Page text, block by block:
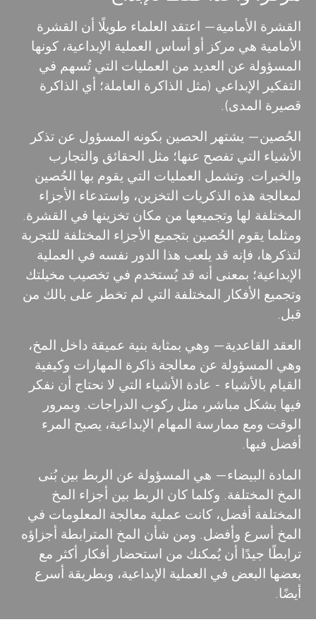
القشرة الأمامية— اعتقد العلماء طويلًا أن القشرة
الأمامية هي مركز أو أساس العملية الإبداعية، كونها
المسؤولة عن العديد من العمليات التي تُسهم في
التفكير الإبداعي (مثل الذاكرة العاملة؛ أي الذاكرة
قصيرة المدى).
الحُصين— يشتهر الحصين بكونه المسؤول عن تذكر
الأشياء التي تفصح عنها؛ مثل الحقائق والتجارب
والخبرات. وتشمل العمليات التي يقوم بها الحُصين
لمعالجة هذه الذكريات التخزين، واستدعاء الأجزاء
المختلفة لها وتجميعها من مكان تخزينها في القشرة.
ومثلما يقوم الحُصين بتجميع الأجزاء المختلفة للتجربة
لتذكرها، فإنه قد يلعب هذا الدور نفسه في العملية
الإبداعية؛ بمعنى أنه قد يُستخدم في تخصيب مخيلتك
وتجميع الأفكار المختلفة التي لم تخطر على بالك من
قبل.
العقد القاعدية— وهي بمثابة بنية عميقة داخل المخ،
وهي المسؤولة عن معالجة ذاكرة المهارات وكيفية
القيام بالأشياء - عادة الأشياء التي لا نحتاج أن نفكر
فيها بشكل مباشر، مثل ركوب الدراجات. وبمرور
الوقت ومع ممارسة المهام الإبداعية، يصبح المرء
أفضل فيها.
المادة البيضاء— هي المسؤولة عن الربط بين بُنى
المخ المختلفة. وكلما كان الربط بين أجزاء المخ
المختلفة أفضل، كانت عملية معالجة المعلومات في
المخ أسرع وأفضل. ومن شأن المخ المترابطة أجزاؤه
ترابطًا جيدًا أن يُمكنك من استحضار أفكار أكثر مع
بعضها البعض في العملية الإبداعية، وبطريقة أسرع
أيضًا.